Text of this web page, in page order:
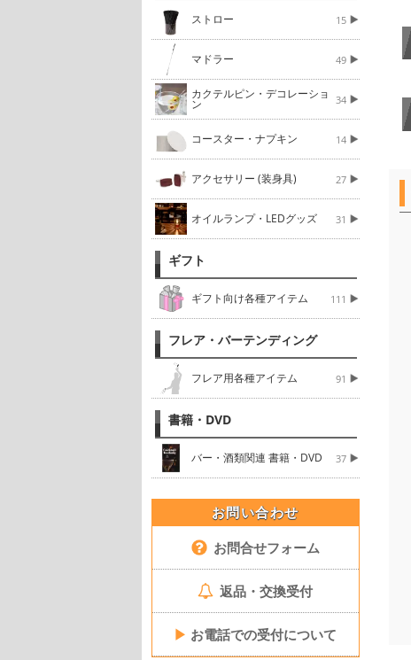
ストロー 15
マドラー 49
カクテルピン・デコレーショ
ン 34
コースター・ナプキン 14
アクセサリー (装身具) 27
オイルランプ・LEDグッズ 31
ギフト
ギフト向け各種アイテム 111
フレア・バーテンディング
フレア用各種アイテム 91
書籍・DVD
バー・酒類関連 書籍・DVD 37
お問い合わせ
お問合せフォーム
返品・交換受付
▶ お電話での受付について